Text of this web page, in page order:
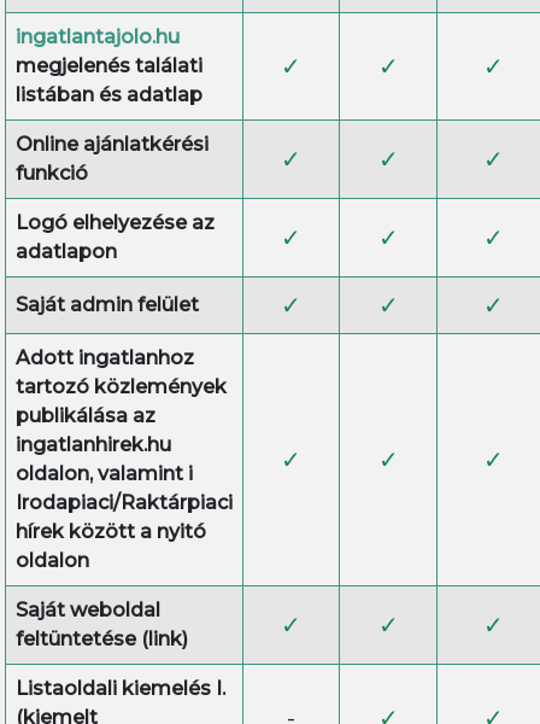
ingatlantajolo.hu
megjelenés találati
listában és adatlap
✓ ✓ ✓
Online ajánlatkérési
funkció
✓ ✓ ✓
Logó elhelyezése az
adatlapon
✓ ✓ ✓
Saját admin felület ✓ ✓ ✓
Adott ingatlanhoz
tartozó közlemények
publikálása az
ingatlanhirek.hu
oldalon, valamint i
Irodapiaci/Raktárpiaci
hírek között a nyitó
oldalon
✓ ✓ ✓
Saját weboldal
feltüntetése (link)
✓ ✓ ✓
Listaoldali kiemelés I.
(kiemelt
- ✓ ✓